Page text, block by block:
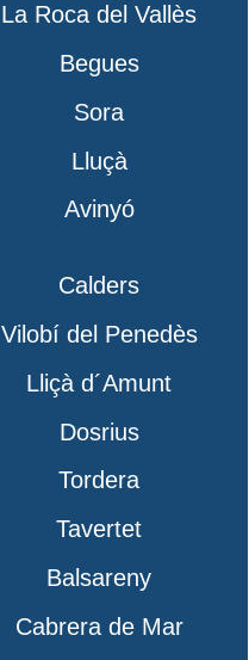
La Roca del Vallès
Begues
Sora
Lluçà
Avinyó
Calders
Vilobí del Penedès
Lliçà d´Amunt
Dosrius
Tordera
Tavertet
Balsareny
Cabrera de Mar